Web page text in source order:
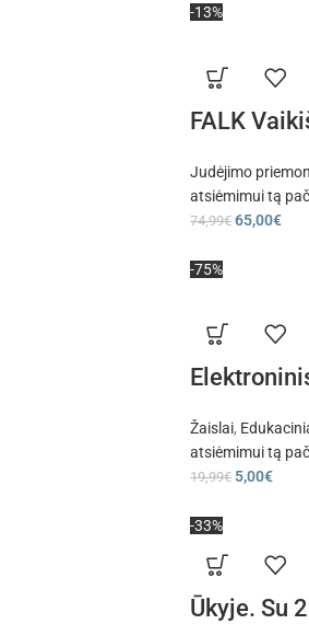
-13%
FALK
Judėjimo
atsiėmimui tą
74,99€ 65,00€
-75%
Žaislai,
atsiėmimui tą
19,99€ 5,00€
-33%
Ūkyje. Su